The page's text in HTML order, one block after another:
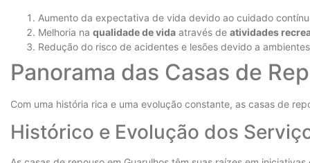
Aumento da expectativa de vida devido ao cuidado
Melhoria na qualidade de vida através de atividades
Redução do risco de acidentes e lesões devido a
Panorama das Casas de
Com uma história rica e uma evolução constante, as casas de
Histórico e Evolução dos